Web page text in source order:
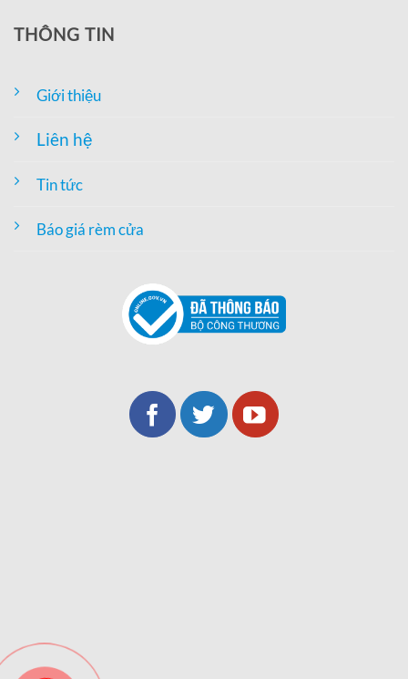
THÔNG TIN
Giới thiệu
Liên hệ
Tin tức
Báo giá rèm cửa